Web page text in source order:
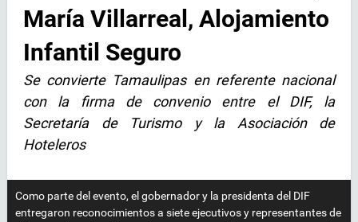
María Villarreal, Alojamiento
Infantil Seguro
Se convierte Tamaulipas en referente nacional
con la firma de convenio entre el DIF, la
Secretaría de Turismo y la Asociación de
Hoteleros
Como parte del evento, el gobernador y la presidenta del DIF
entregaron reconocimientos a siete ejecutivos y representantes de